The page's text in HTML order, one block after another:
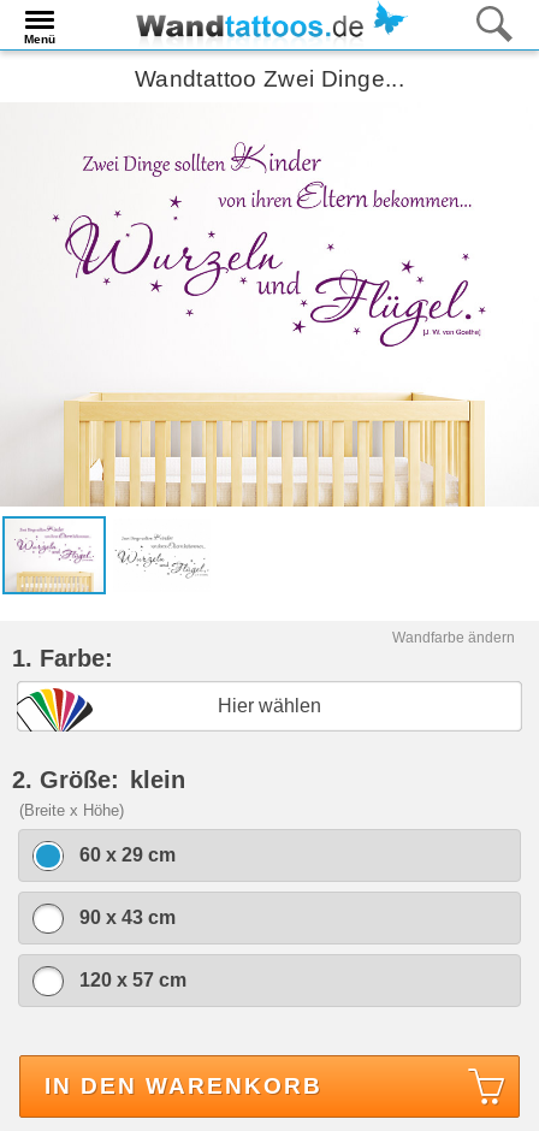
Menü
Wandtattoo Zwei Dinge...
Wandfarbe ändern
1. Farbe:
Hier wählen
2. Größe: klein
(Breite x Höhe)
60 x 29 cm
90 x 43 cm
120 x 57 cm
IN DEN WARENKORB